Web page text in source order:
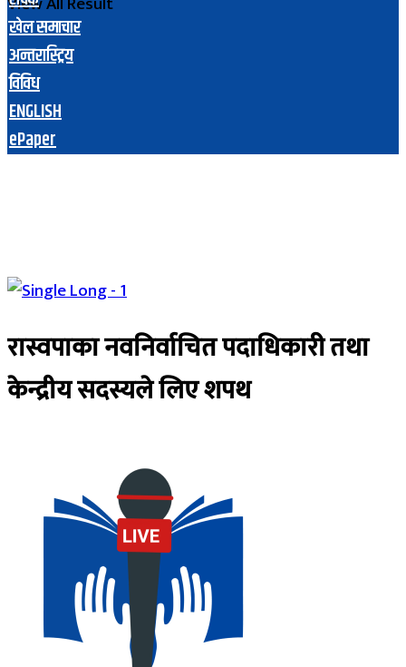
खेल समाचार
अन्तरास्ट्रिय
विविध
ENGLISH
ePaper
रास्वपाका नवनिर्वाचित पदाधिकारी तथा
केन्द्रीय सदस्यले लिए शपथ